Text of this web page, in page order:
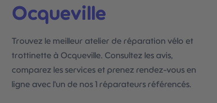
Ocqueville
Trouvez le meilleur atelier de réparation vélo et
trottinette à Ocqueville. Consultez les avis,
comparez les services et prenez rendez-vous en
ligne avec l'un de nos 1 réparateurs référencés.